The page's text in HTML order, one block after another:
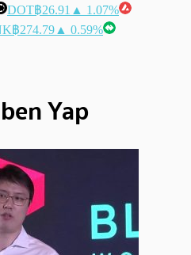
DOT฿26.91 ▲ 1.07%
฿274.79 ▲ 0.59%
Yap